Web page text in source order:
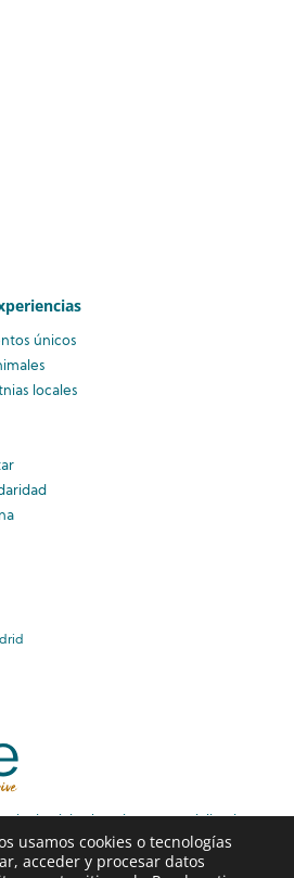
únicos
locales
de viajes boutique especializada
viajes familiares premium y
sin preocupaciones.
usamos cookies o tecnologías
acceder y procesar datos